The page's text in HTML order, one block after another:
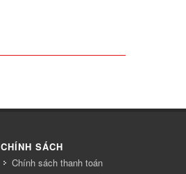
CHÍNH SÁCH
Chính sách thanh toán